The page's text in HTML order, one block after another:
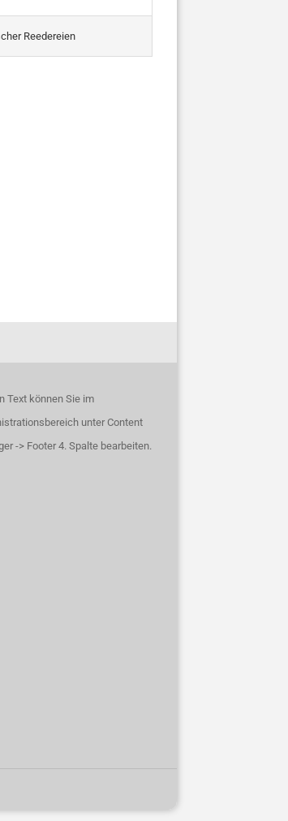
Reedereien
Text können Sie im
unter Content
-> Footer 4. Spalte bearbeiten.